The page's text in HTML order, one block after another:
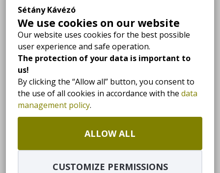
Sétány Kávézó
We use cookies on our website
Our website uses cookies for the best possible
user experience and safe operation.
The protection of your data is important to
us!
By clicking the “Allow all” button, you consent to
the use of all cookies in accordance with the data
management policy.
ALLOW ALL
CUSTOMIZE PERMISSIONS
Sorry, this entry is only available in
SÉTÁNY KÁVÉZÓ ÉS PALACSINTÁZÓ
4200 Hajdúszoboszló,
NYITVA TARTÁS:
Hétfő - Vasárnap: 09:00-23:00
GET DIRECTIONS
+36 30/634-2117